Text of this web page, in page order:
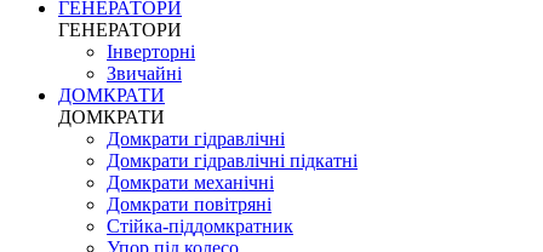
ГЕНЕРАТОРИ
ГЕНЕРАТОРИ
Інверторні
Звичайні
ДОМКРАТИ
ДОМКРАТИ
Домкрати гідравлічні
Домкрати гідравлічні підкатні
Домкрати механічні
Домкрати повітряні
Стійка-піддомкратник
Упор під колесо